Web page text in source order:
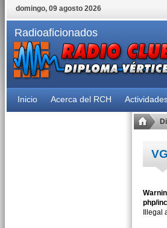
domingo, 09 agosto 2026
Radioaficionados
Inicio Acerca del RCH
php/